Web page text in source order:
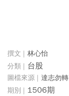
林心怡
台股
達志勿轉
1506期